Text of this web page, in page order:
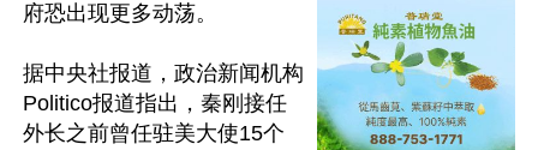
府恐出现更多动荡。
据中央社报道，政治新闻机构
Politico报道指出，秦刚接任
外长之前曾任驻美大使15个